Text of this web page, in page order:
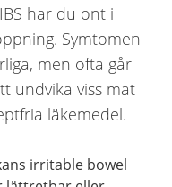
har du ont i
Symtomen
men ofta går
undvika viss mat
läkemedel.
irritable bowel